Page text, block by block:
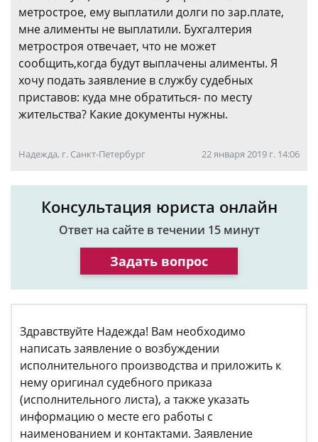
метрострое, ему выплатили долги по зар.плате,
мне алименты не выплатили. Бухгалтерия
метростроя отвечает, что не может
сообщить,когда будут выплачены алименты. Я
хочу подать заявление в службу судебных
приставов: куда мне обратиться- по месту
жительства? Какие документы нужны.
Надежда, г. Санкт-Петербург 22 января 2019 г. 14:06
Консультация юриста онлайн
Ответ на сайте в течении 15 минут
Задать вопрос
Здравствуйте Надежда! Вам необходимо
написать заявление о возбуждении
исполнительного производства и приложить к
нему оригинал судебного приказа
(исполнительного листа), а также указать
информацию о месте его работы с
наименованием и контактами. Заявление